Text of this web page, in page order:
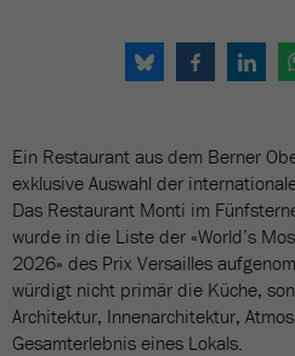
Ein Restaurant aus dem Berner
exklusive Auswahl der
Das Restaurant Monti im
wurde in die Liste der «World’s
2026» des Prix Versailles
würdigt nicht primär die Küche,
Architektur, Innenarchitektur,
Gesamterlebnis eines Lokals.